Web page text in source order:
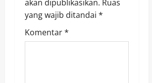
i
g
akan dipublikasikan. Ruas
yang wajib ditandai *
Komentar*